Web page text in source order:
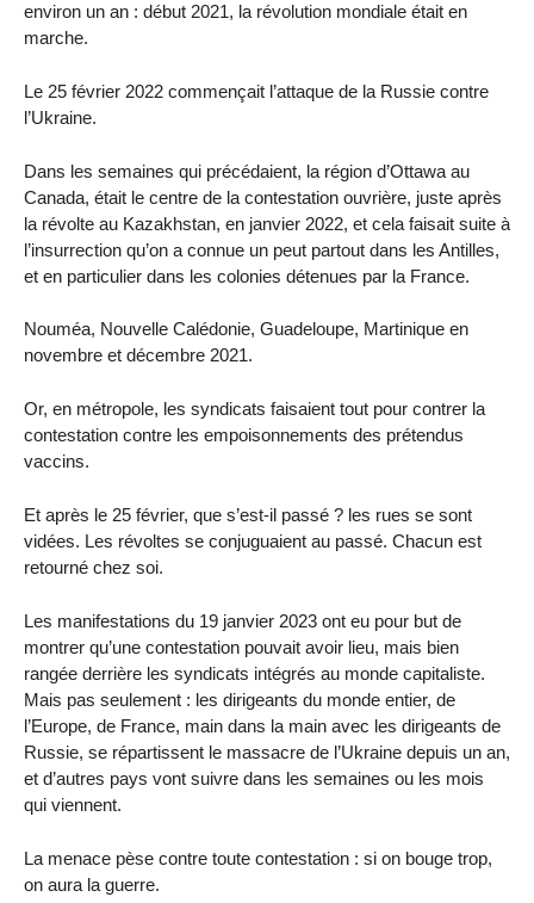
environ un an : début 2021, la révolution mondiale était en
marche.
Le 25 février 2022 commençait l’attaque de la Russie contre
l’Ukraine.
Dans les semaines qui précédaient, la région d’Ottawa au
Canada, était le centre de la contestation ouvrière, juste après
la révolte au Kazakhstan, en janvier 2022, et cela faisait suite à
l’insurrection qu’on a connue un peut partout dans les Antilles,
et en particulier dans les colonies détenues par la France.
Nouméa, Nouvelle Calédonie, Guadeloupe, Martinique en
novembre et décembre 2021.
Or, en métropole, les syndicats faisaient tout pour contrer la
contestation contre les empoisonnements des prétendus
vaccins.
Et après le 25 février, que s’est-il passé ? les rues se sont
vidées. Les révoltes se conjuguaient au passé. Chacun est
retourné chez soi.
Les manifestations du 19 janvier 2023 ont eu pour but de
montrer qu’une contestation pouvait avoir lieu, mais bien
rangée derrière les syndicats intégrés au monde capitaliste.
Mais pas seulement : les dirigeants du monde entier, de
l’Europe, de France, main dans la main avec les dirigeants de
Russie, se répartissent le massacre de l’Ukraine depuis un an,
et d’autres pays vont suivre dans les semaines ou les mois
qui viennent.
La menace pèse contre toute contestation : si on bouge trop,
on aura la guerre.